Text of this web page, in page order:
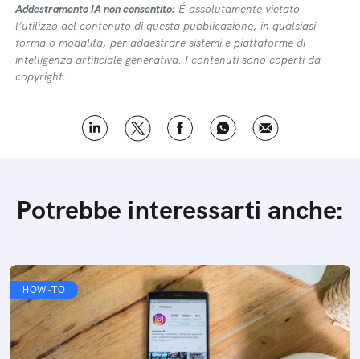
Addestramento IA non consentito: É assolutamente vietato
l’utilizzo del contenuto di questa pubblicazione, in qualsiasi
forma o modalità, per addestrare sistemi e piattaforme di
intelligenza artificiale generativa. I contenuti sono coperti da
copyright.
Potrebbe interessarti anche:
HOW-TO